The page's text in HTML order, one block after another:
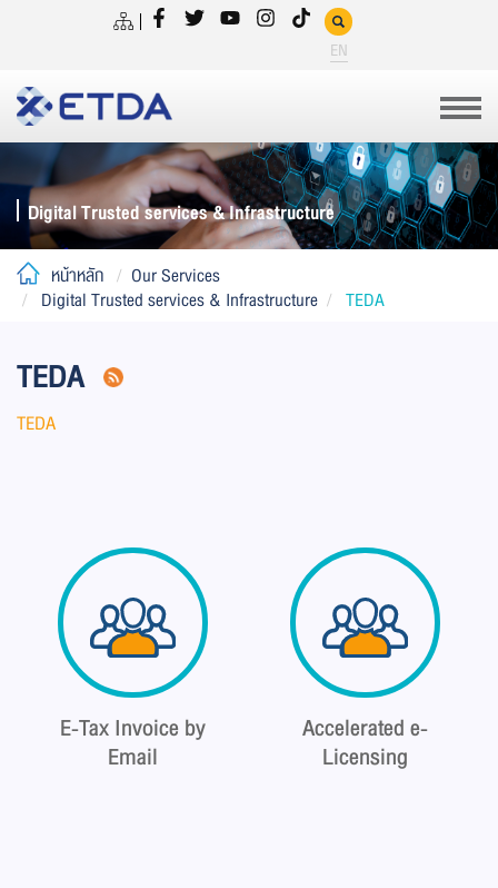
EN
Digital Trusted services & Infrastructure
หน้าหลัก
Our Services
Digital Trusted services & Infrastructure
TEDA
TEDA
TEDA
E-Tax Invoice by
Email
Accelerated e-
Licensing